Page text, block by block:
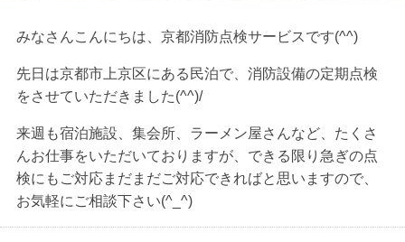
みなさんこんにちは、京都消防点検サービスです(^^)
先日は京都市上京区にある民泊で、消防設備の定期点検
をさせていただきました(^^)/
来週も宿泊施設、集会所、ラーメン屋さんなど、たくさ
んお仕事をいただいておりますが、できる限り急ぎの点
検にもご対応まだまだご対応できればと思いますので、
お気軽にご相談下さい(^_^)